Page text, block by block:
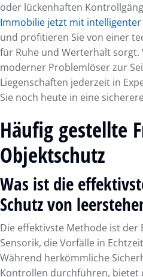
oder lückenhaften
Immobilie jetzt mit
und profitieren Sie von einer
für Ruhe und Werterhalt sorgt.
moderner Problemlöser zur
Liegenschaften jederzeit in
Sie noch heute in eine
Häufig gestellte
Objektschutz
Was ist die
Schutz von
Die effektivste Methode ist der
Sensorik, die Vorfälle in
Während herkömmliche
Kontrollen durchführen, bietet